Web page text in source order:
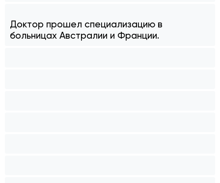
Доктор прошел специализацию в
больницах Австралии и Франции.